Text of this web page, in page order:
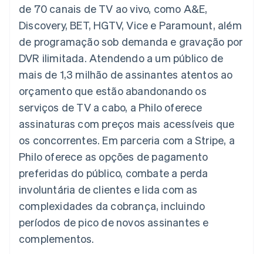
Authorization
Boost
Otimizações
de aceitação
Link
acelerado
Recognition
Automação
contábil
Stripe Sigma
Relatórios
personalizados
Data Pipeline
Sincronização
de dados
Mais
Product roadmap
Veja o que está chegando
Radar
Prevenção de fraudes
Atlas
Incorporação de startups
Climate
Remoção de carbono
Marketplaces
Plataformas
SaaS
Por setor
Empresas de IA
Economia de criadores
Jogos
Hospitalidade, viagens
e lazer
Seguros
Mídia e entretenimento
Organizações sem fins
lucrativos
Serviços profissionais
Setor público
Gerenciar assinaturas
uso
Emita cartões
respaldados por
stablecoins
Provisione e gerencie
serviços com agentes
Recursos
Integrações de
aplicativos
Exemplos de códigos
Blog de
desenvolvedores
Status da API
Plano de ação do
produto
Conferência anual das
sessões
Carreiras
Sala de imprensa
Stripe Press
Contato
Fale com a equipe de
vendas
Seja um parceiro
de 70 canais de TV ao vivo, como A&E,
Discovery, BET, HGTV, Vice e Paramount, além
de programação sob demanda e gravação por
DVR ilimitada. Atendendo a um público de
mais de 1,3 milhão de assinantes atentos ao
orçamento que estão abandonando os
serviços de TV a cabo, a Philo oferece
assinaturas com preços mais acessíveis que
os concorrentes. Em parceria com a Stripe, a
Philo oferece as opções de pagamento
preferidas do público, combate a perda
involuntária de clientes e lida com as
complexidades da cobrança, incluindo
períodos de pico de novos assinantes e
complementos.